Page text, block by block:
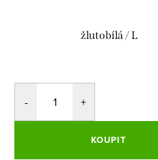
žlutobílá / L
KOUPIT